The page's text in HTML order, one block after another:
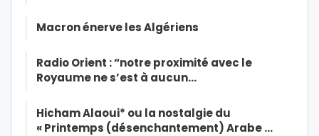
Macron énerve les Algériens
Radio Orient : “notre proximité avec le
Royaume ne s’est à aucun…
Hicham Alaoui* ou la nostalgie du
« Printemps (désenchantement) Arabe …